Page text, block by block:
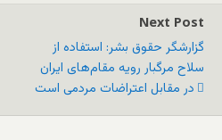
Next Post
گزارشگر حقوق بشر: استفاده از
سلاح‌ مرگبار رویه مقام‌های ایران
در مقابل اعتراضات مردمی است